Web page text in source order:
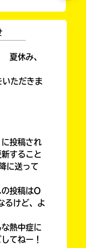
夏休み、
いただきま
投稿され
すること
に送って
の投稿はO
けど、よ
熱中症に
てねー！